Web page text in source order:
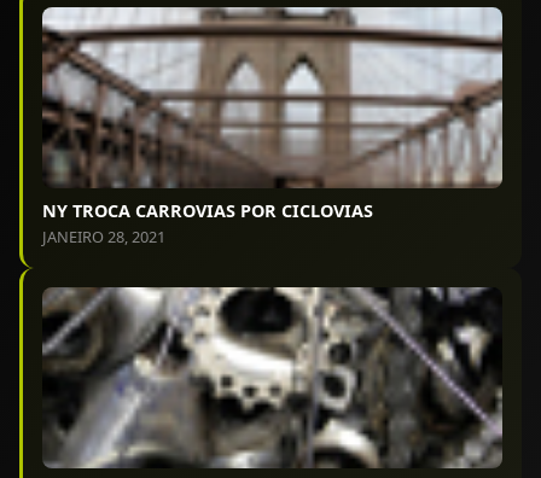
NY TROCA CARROVIAS POR CICLOVIAS
JANEIRO 28, 2021